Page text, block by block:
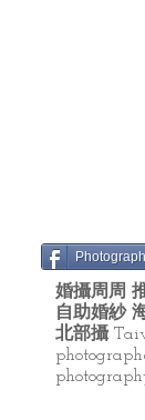
婚攝周周
自助婚紗
北部攝